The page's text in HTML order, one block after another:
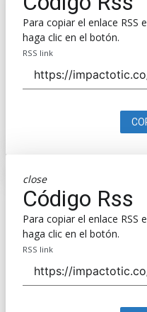
Para copiar el enlace RSS
haga clic en el botón.
RSS link
close
Código Rss
Para copiar el enlace RSS
haga clic en el botón.
RSS link